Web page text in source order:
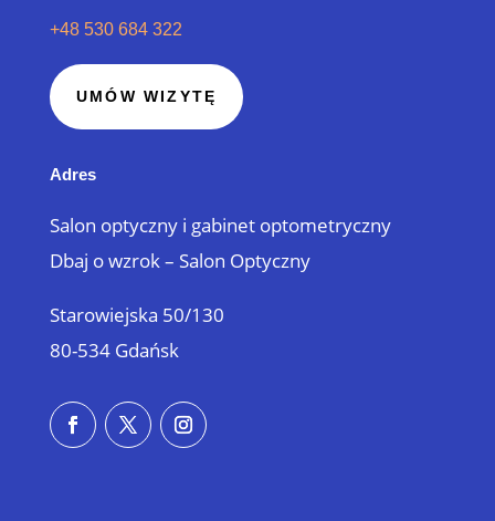
+48 530 684 322
UMÓW WIZYTĘ
Adres
Salon optyczny i gabinet optometryczny
Dbaj o wzrok – Salon Optyczny
Starowiejska 50/130
80-534 Gdańsk